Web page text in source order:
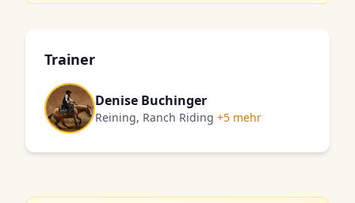
Trainer
Denise Buchinger
Reining, Ranch Riding +5 mehr